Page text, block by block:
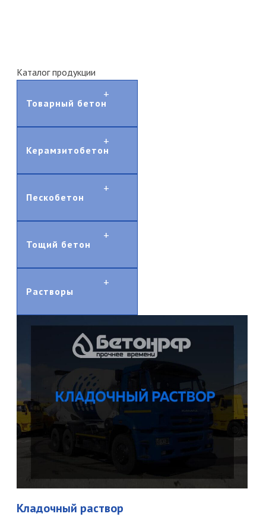
Каталог продукции
Товарный бетон
Керамзитобетон
Пескобетон
Тощий бетон
Растворы
Кладочный раствор